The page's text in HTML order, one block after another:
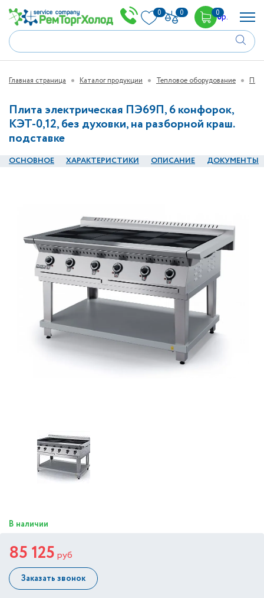
0 0 00р.
Главная страница Каталог продукции Тепловое оборудование
Плита электрическая ПЭ69П, 6 конфорок,
КЭТ-0,12, без духовки, на разборной краш.
подставке
ОСНОВНОЕ ХАРАКТЕРИСТИКИ ОПИСАНИЕ ДОКУМЕНТЫ
В наличии
85 125 руб
Заказать звонок